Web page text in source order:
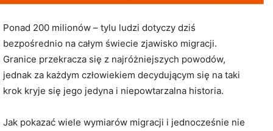
Ponad 200 milionów – tylu ludzi dotyczy dziś
bezpośrednio na całym świecie zjawisko migracji.
Granice przekracza się z najróżniejszych powodów,
jednak za każdym człowiekiem decydującym się na taki
krok kryje się jego jedyna i niepowtarzalna historia.
Jak pokazać wiele wymiarów migracji i jednocześnie nie